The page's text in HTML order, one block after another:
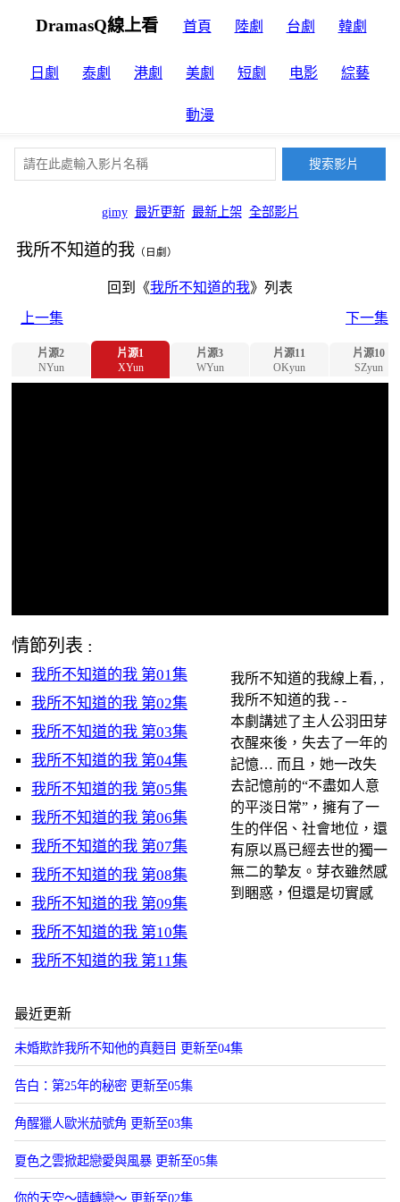
DramasQ線上看 首頁 陸劇 台劇 韓劇
日劇 泰劇 港劇 美劇 短劇 电影 綜藝
動漫
gimy 最近更新 最新上架 全部影片
我所不知道的我 （日劇）
回到《我所不知道的我》列表
上一集
下一集
片源2
NYun
片源1
XYun
片源3
WYun
片源11
OKyun
片源10
SZyun
情節列表 :
我所不知道的我 第01集
我所不知道的我 第02集
我所不知道的我 第03集
我所不知道的我 第04集
我所不知道的我 第05集
我所不知道的我 第06集
我所不知道的我 第07集
我所不知道的我 第08集
我所不知道的我 第09集
我所不知道的我 第10集
我所不知道的我 第11集
我所不知道的我線上看, ,
我所不知道的我 - -
本劇講述了主人公羽田芽
衣醒來後，失去了一年的
記憶… 而且，她一改失
去記憶前的“不盡如人意
的平淡日常”，擁有了一
生的伴侶、社會地位，還
有原以爲已經去世的獨一
無二的摯友。芽衣雖然感
到睏惑，但還是切實感
最近更新
未婚欺詐我所不知他的真麪目 更新至04集
告白：第25年的秘密 更新至05集
角醒獵人歐米茄號角 更新至03集
夏色之雲掀起戀愛與風暴 更新至05集
你的天空～晴轉戀～ 更新至02集